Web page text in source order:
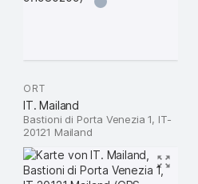
ORT
IT. Mailand
Bastioni di Porta Venezia 1, IT-
20121 Mailand